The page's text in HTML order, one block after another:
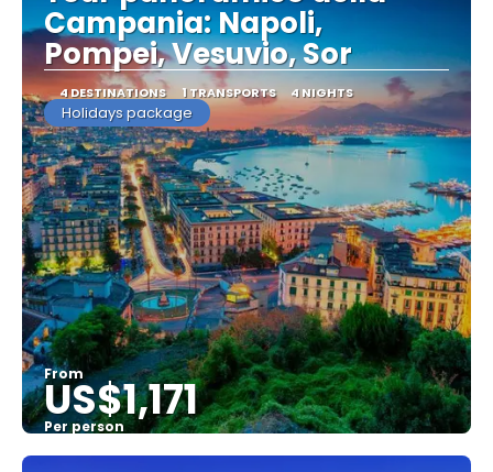
Campania: Napoli,
Pompei, Vesuvio, Sor
4 DESTINATIONS 1 TRANSPORTS 4 NIGHTS
Holidays package
From
US$1,171
Per person
See